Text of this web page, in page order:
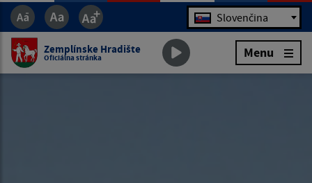
Jazyk Slovenčina
Zemplínske Hradište
Oficiálna stránka Menu